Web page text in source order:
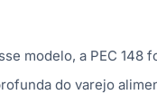
modelo, a PEC 148
do varejo